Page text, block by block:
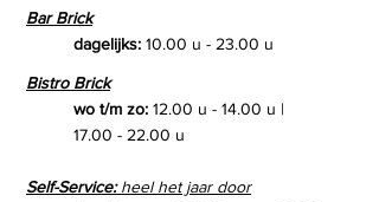
Bar Brick
dagelijks: 10.00 u - 23.00 u
Bistro Brick
wo t/m zo: 12.00 u - 14.00 u |
17.00 - 22.00 u
Self-Service:heel het jaar door